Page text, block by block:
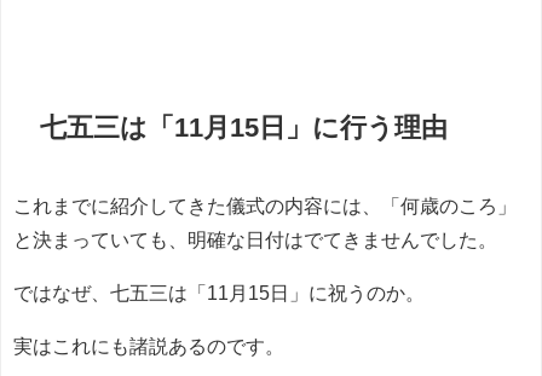
七五三は「11月15日」に行う理由
これまでに紹介してきた儀式の内容には、「何歳のころ」
と決まっていても、明確な日付はでてきませんでした。
ではなぜ、七五三は「11月15日」に祝うのか。
実はこれにも諸説あるのです。